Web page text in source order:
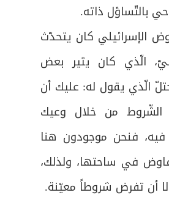
بالتّساؤل ذاته.
الإسرائيلي كان يتحدّث
الّذي كان يثير بعض
الّذي يقول له: عليك أن
من خلال وعيك
فنحن موجودون هنا
في ساحتها، ولذلك،
أن تفرض شروطاً معيّنة.